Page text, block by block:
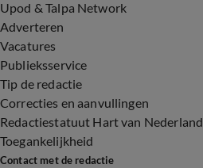
Upod & Talpa Network
Adverteren
Vacatures
Publieksservice
Tip de redactie
Correcties en aanvullingen
Redactiestatuut Hart van Nederland
Toegankelijkheid
Contact met de redactie